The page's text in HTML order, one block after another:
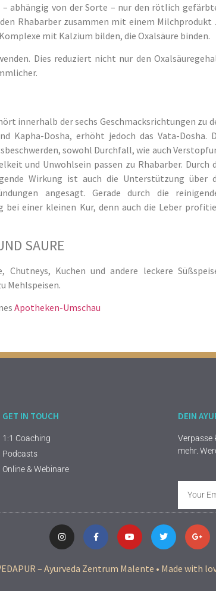
abhängig von der Sorte – nur den rötlich
Rhabarber zusammen mit einem Milchprodukt
mit Kalzium bilden, die Oxalsäure binden.
Dies reduziert nicht nur den
innerhalb der sechs Geschmacksrichtungen zu
Dosha, erhöht jedoch das Vata-Dosha.
sowohl Durchfall, wie auch
und Unwohlsein passen zu Rhabarber. Durch
Wirkung ist auch die Unterstützung über
angesagt. Gerade durch die
einer kleinen Kur, denn auch die Leber
SAURE
Kuchen und andere leckere
Mehlspeisen.
Apotheken-Umschau
GET IN TOUCH
1:1 Coaching
Podcasts
Online & Webinare
DEIN
Verpasse
mehr.
– Ayurveda Zentrum Malente • Made with